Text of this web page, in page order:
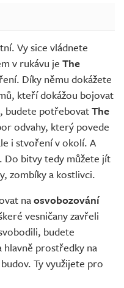
Vy sice vládnete
v rukávu jeThe
Díky němu dokážete
kteří dokážou bojovat
budete potřebovatThe
odvahy, který povede
i stvoření v okolí. A
Do bitvy tedy můžete jít
zombíky a kostlivci.
naosvobozování
vesničany zavřeli
budete
prostředky na
Ty využijete pro